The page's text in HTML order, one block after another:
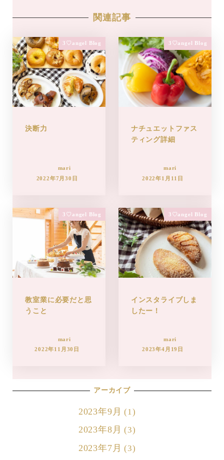
関連記事
3♡angel Blog
決断力
mari
2022年7月30日
3♡angel Blog
ナチュエットファス
ティング詳細
mari
2022年1月11日
3♡angel Blog
教室業に必要だと思
うこと
mari
2022年11月30日
3♡angel Blog
インスタライブしま
したー！
mari
2023年4月19日
アーカイブ
2023年9月 (1)
2023年8月 (3)
2023年7月 (3)